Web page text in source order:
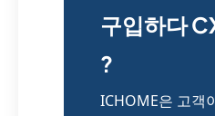
구입하다
?
ICHOME은 고객